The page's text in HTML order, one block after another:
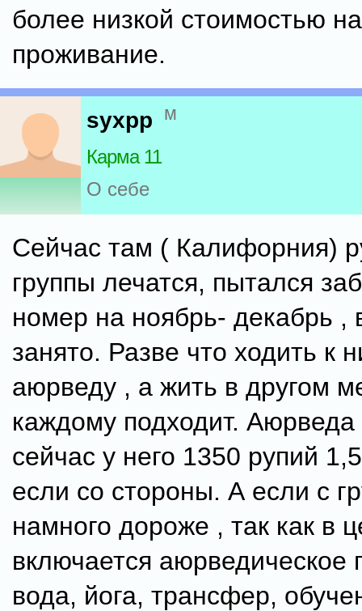
более низкой стоимостью на
проживание.
syxpp м
Карма 11
О себе
Сейчас там ( Калифорния)
группы лечатся, пытался
номер на ноябрь- декабрь ,
занято. Разве что ходить к
аюрведу , а жить в другом
каждому подходит. Аюрведа
сейчас у него 1350 рупий
если со стороны. А если с
намного дороже , так как в
включается аюрведическое
вода, йога, трансфер,